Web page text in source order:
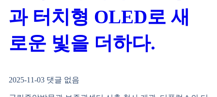
과 터치형 OLED로 새
로운 빛을 더하다.
2025-11-03 댓글 없음